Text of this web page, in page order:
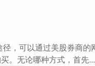
，可以通过美股券商
。无论哪种方式，首先...